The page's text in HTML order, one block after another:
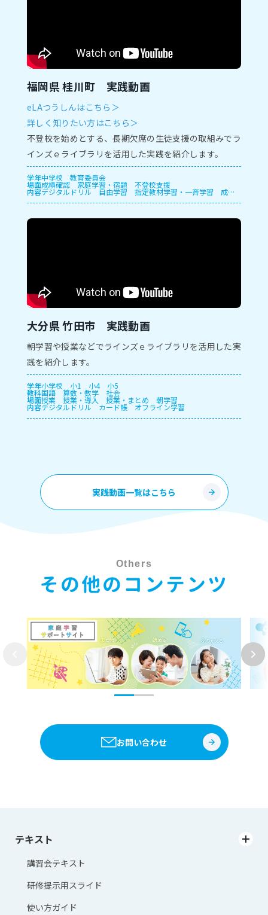
福岡県 桂川町 実践動画
eLAつうしんはこちら＞
詳しく知りたい方はこちら＞
不登校を始めとする、長期欠席の生徒支援の取組みでラ
インズｅライブラリを活用した実践を紹介します。
学年中学校 教育委員会
場面成績確認 家庭学習・宿題 不登校支援
内容デジタルドリル 自由学習 指定教材学習・一斉学習 成績
管理
大分県 竹田市 実践動画
朝学習や授業などでラインズｅライブラリを活用した実
践を紹介します。
学年小学校 小1 小4 小5
教科国語 算数・数学 社会
場面授業 授業・導入 授業・まとめ 朝学習
内容デジタルドリル カード帳 オフライン学習
実践動画一覧はこちら
Others
その他のコンテンツ
お問い合わせ
テキスト
講習会テキスト
研修提示用スライド
使い方ガイド